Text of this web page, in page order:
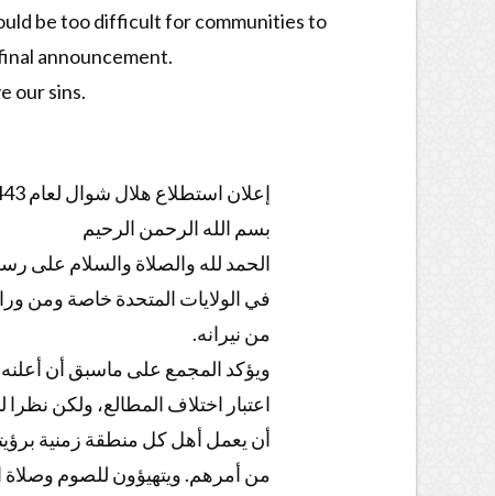
be too difficult for communities to
announcement.
our sins.
إعلان استطلاع هلال شوال لعام 1443 ه
بسم الله الرحمن الرحيم
الحمد لله والصلاة والسلام على
في الولايات المتحدة خاصة ومن
من نيرانه.
ويؤكد المجمع على ماسبق أن أعلنه
اعتبار اختلاف المطالع، ولكن
من أمرهم. ويتهيؤون للصوم وصلاة